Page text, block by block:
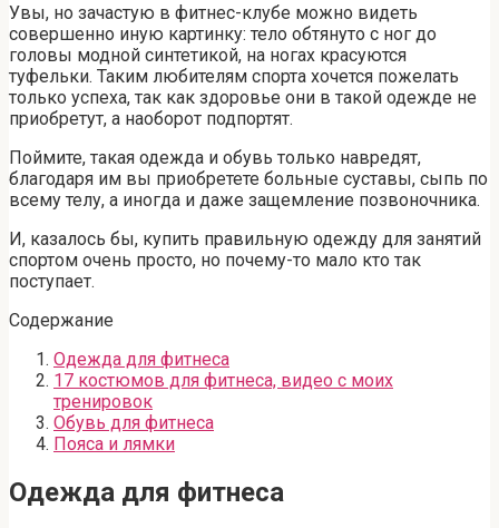
Увы, но зачастую в фитнес-клубе можно видеть
совершенно иную картинку: тело обтянуто с ног до
головы модной синтетикой, на ногах красуются
туфельки. Таким любителям спорта хочется пожелать
только успеха, так как здоровье они в такой одежде не
приобретут, а наоборот подпортят.
Поймите, такая одежда и обувь только навредят,
благодаря им вы приобретете больные суставы, сыпь по
всему телу, а иногда и даже защемление позвоночника.
И, казалось бы, купить правильную одежду для занятий
спортом очень просто, но почему-то мало кто так
поступает.
Содержание
Одежда для фитнеса
17 костюмов для фитнеса, видео с моих
тренировок
Обувь для фитнеса
Пояса и лямки
Одежда для фитнеса